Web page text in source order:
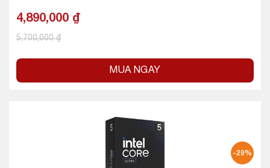
4,890,000 ₫
5,700,000₫
MUA NGAY
-29%